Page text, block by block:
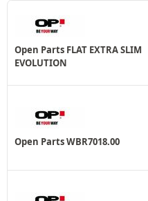
Open Parts FLAT EXTRA SLIM
EVOLUTION
Open Parts WBR7018.00